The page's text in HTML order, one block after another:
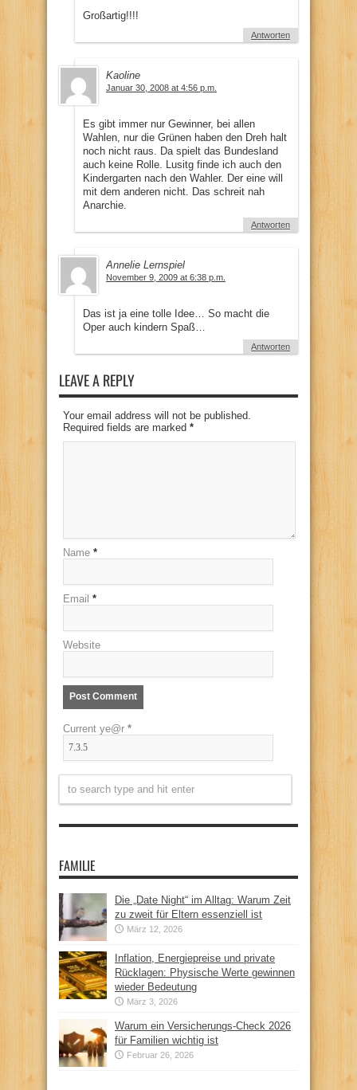
Großartig!!!!
Antworten
Kaoline
Januar 30, 2008 at 4:56 p.m.
Es gibt immer nur Gewinner, bei allen
Wahlen, nur die Grünen haben den Dreh halt
noch nicht raus. Da spielt das Bundesland
auch keine Rolle. Lusitg finde ich auch den
Kindergarten nach den Wahler. Der eine will
mit dem anderen nicht. Das schreit nah
Anarchie.
Antworten
Annelie Lernspiel
November 9, 2009 at 6:38 p.m.
Das ist ja eine tolle Idee… So macht die
Oper auch kindern Spaß…
Antworten
LEAVE A REPLY
Your email address will not be published.
Required fields are marked *
Name *
Email *
Website
Current ye@r *
FAMILIE
Die „Date Night“ im Alltag: Warum Zeit
zu zweit für Eltern essenziell ist
März 12, 2026
Inflation, Energiepreise und private
Rücklagen: Physische Werte gewinnen
wieder Bedeutung
März 3, 2026
Warum ein Versicherungs-Check 2026
für Familien wichtig ist
Februar 26, 2026